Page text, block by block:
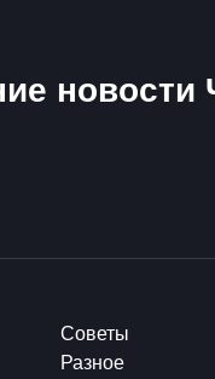
новости
Советы
Разное